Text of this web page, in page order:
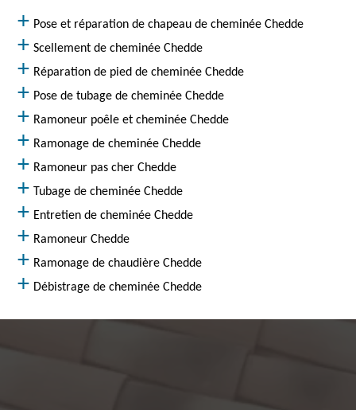
Pose et réparation de chapeau de cheminée Chedde
Scellement de cheminée Chedde
Réparation de pied de cheminée Chedde
Pose de tubage de cheminée Chedde
Ramoneur poêle et cheminée Chedde
Ramonage de cheminée Chedde
Ramoneur pas cher Chedde
Tubage de cheminée Chedde
Entretien de cheminée Chedde
Ramoneur Chedde
Ramonage de chaudière Chedde
Débistrage de cheminée Chedde